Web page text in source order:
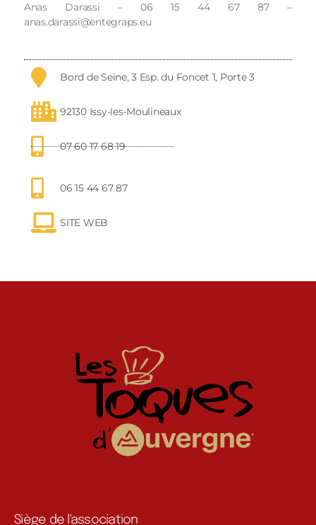
Anas Darassi – 06 15 44 67 87 –
anas.darassi@entegraps.eu
Bord de Seine, 3 Esp. du Foncet 1, Porte 3
92130 Issy-les-Moulineaux
07 60 17 68 19
06 15 44 67 87
SITE WEB
Siège de l'association